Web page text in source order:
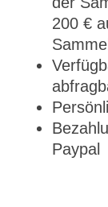
200 €
Paypal